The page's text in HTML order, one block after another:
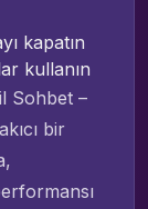
kapatın
kullanın
Sohbet –
bir